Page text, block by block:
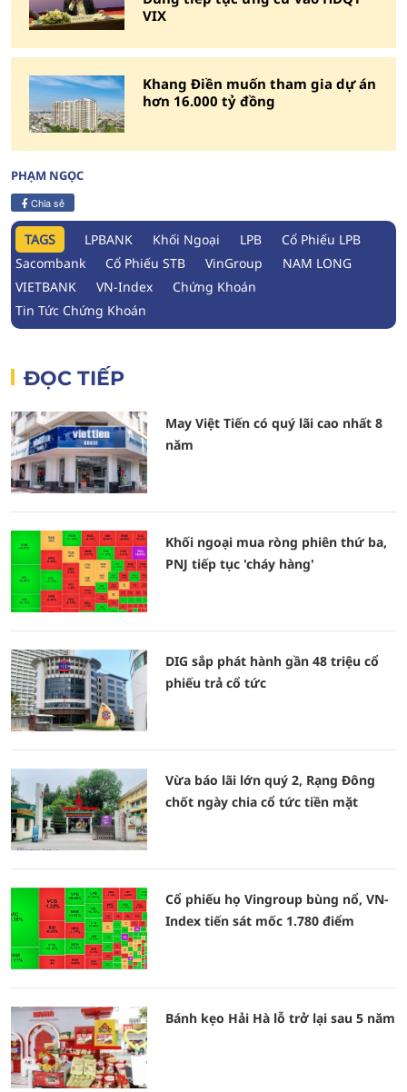
VIX
Khang Điền muốn tham gia dự án
hơn 16.000 tỷ đồng
PHẠM NGỌC
Chia sẻ
TAGS LPBANK Khối Ngoại LPB
Cổ Phiếu LPB
Sacombank
Cổ Phiếu STB VinGroup
NAM LONG
VIETBANK
VN-Index
Chứng Khoán
Tin Tức Chứng Khoán
ĐỌC TIẾP
May Việt Tiến có quý lãi cao nhất 8
năm
Khối ngoại mua ròng phiên thứ ba,
PNJ tiếp tục 'cháy hàng'
DIG sắp phát hành gần 48 triệu cổ
phiếu trả cổ tức
Vừa báo lãi lớn quý 2, Rạng Đông
chốt ngày chia cổ tức tiền mặt
Cổ phiếu họ Vingroup bùng nổ, VN-
Index tiến sát mốc 1.780 điểm
Bánh kẹo Hải Hà lỗ trở lại sau 5 năm